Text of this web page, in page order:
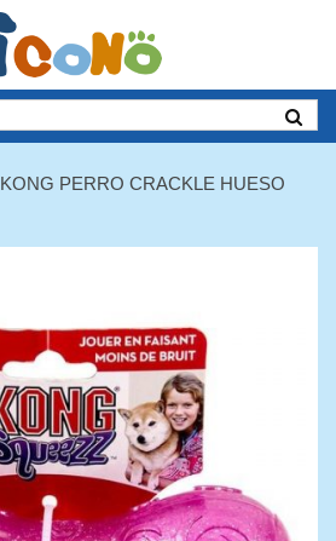
KONG PERRO CRACKLE HUESO